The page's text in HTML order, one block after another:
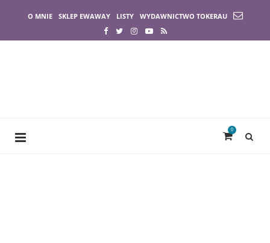
O MNIE SKLEP EWAWAY LISTY WYDAWNICTWO TOKERAU
0